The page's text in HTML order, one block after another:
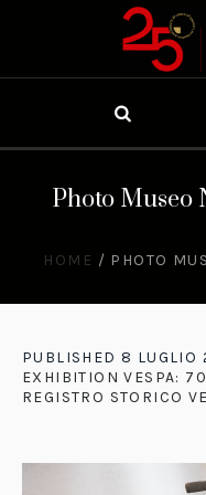
Photo Museo
HOME / PHOTO
PUBLISHED 8 LUGLIO
EXHIBITION VESPA:
REGISTRO STORICO